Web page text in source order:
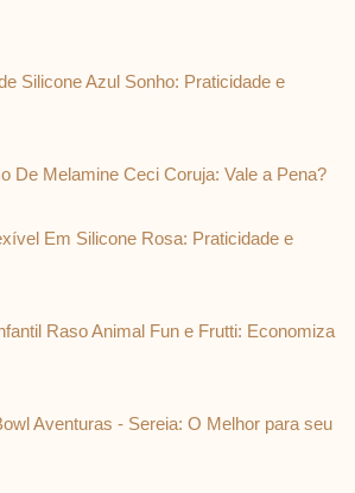
Silicone Azul Sonho: Praticidade e
De Melamine Ceci Coruja: Vale a Pena?
Em Silicone Rosa: Praticidade e
Raso Animal Fun e Frutti: Economiza
Aventuras - Sereia: O Melhor para seu